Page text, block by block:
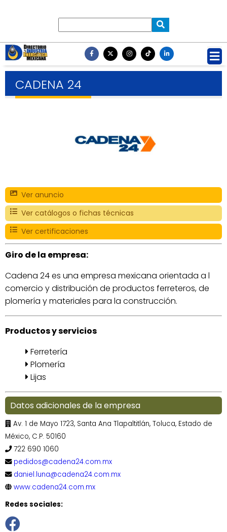
CADENA 24
Ver anuncio
Ver catálogos o fichas técnicas
Ver certificaciones
Giro de la empresa:
Cadena 24 es una empresa mexicana orientada a l
comercio y distribución de productos ferreteros, de
plomería y materiales para la construcción.
Productos y servicios
Ferretería
Plomería
Lijas
Datos adicionales de la empresa
Av. 1 de Mayo 1723, Santa Ana Tlapaltitlán, Toluca, Estado de
México, C.P. 50160
722 690 1060
pedidos@cadena24.com.mx
daniel.luna@cadena24.com.mx
www.cadena24.com.mx
Redes sociales: